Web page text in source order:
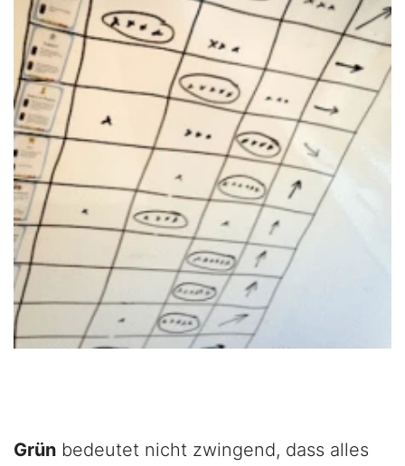
Grün bedeutet nicht zwingend, dass alles